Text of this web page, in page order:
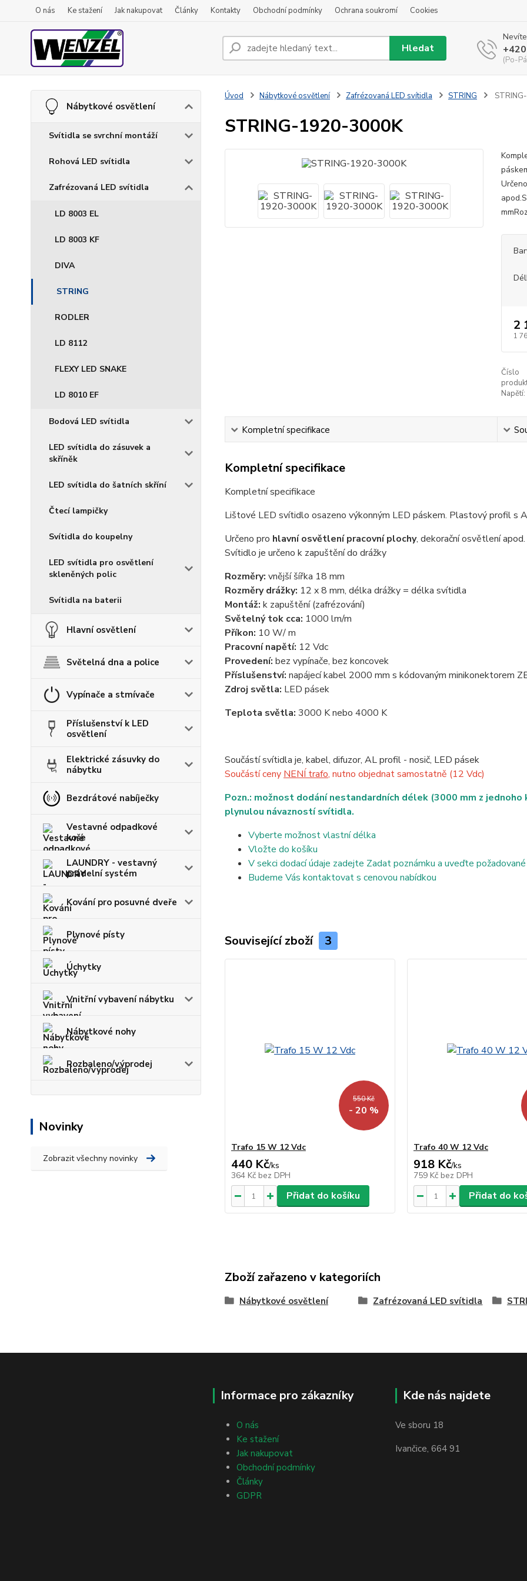
O nás Ke stažení Jak nakupovat Články Kontakty Obchodní podmínky Ochrana soukromí Cookies
Hledat
(Po-
Nábytkové osvětlení
Svítidla se svrchní montáží
Rohová LED svítidla
Zafrézovaná LED svítidla
LD 8003 EL
LD 8003 KF
DIVA
STRING
RODLER
LD 8112
FLEXY LED SNAKE
LD 8010 EF
Bodová LED svítidla
LED svítidla do zásuvek a
skříněk
LED svítidla do šatních skříní
Čtecí lampičky
Svítidla do koupelny
LED svítidla pro osvětlení
skleněných polic
Svítidla na baterii
Hlavní osvětlení
Světelná dna a police
Vypínače a stmívače
Příslušenství k LED
osvětlení
Elektrické zásuvky do
nábytku
Bezdrátové nabíječky
Vestavné odpadkové
koše
LAUNDRY - vestavný
prádelní systém
Kování pro posuvné dveře
Plynové písty
Úchytky
Vnitřní vybavení nábytku
Nábytkové nohy
Rozbaleno/výprodej
Novinky
Zobrazit všechny novinky
Úvod Nábytkové osvětlení Zafrézovaná LED svítidla STRING
STRING-1920-3000K
2
1
Číslo
Napětí:
Kompletní specifikace
Kompletní specifikace
Kompletní specifikace
Lištové LED svítidlo osazeno výkonným LED páskem. Plastový profil s
Určeno pro hlavní osvětlení pracovní plochy, dekorační osvětlení apod.
Svítidlo je určeno k zapuštění do drážky
Rozměry: vnější šířka 18 mm
Rozměry drážky: 12 x 8 mm, délka drážky = délka svítidla
Montáž: k zapuštění (zafrézování)
Světelný tok cca: 1000 lm/m
Příkon: 10 W/ m
Pracovní napětí: 12 Vdc
Provedení: bez vypínače, bez koncovek
Příslušenství: napájecí kabel 2000 mm s kódovaným minikonektorem
Zdroj světla: LED pásek
Teplota světla: 3000 K nebo 4000 K
Součástí svítidla je, kabel, difuzor, AL profil - nosič, LED pásek
Součástí ceny NENÍ trafo, nutno objednat samostatně (12 Vdc)
Pozn.: možnost dodání nestandardních délek (3000 mm z
plynulou návazností svítidla.
Vyberte možnost vlastní délka
Vložte do košíku
V sekci dodací údaje zadejte Zadat poznámku a uveďte
Budeme Vás kontaktovat s cenovou nabídkou
Související zboží 3
550 Kč
- 20 %
Trafo 15 W 12 Vdc
440 Kč/ks
364 Kč bez DPH
Přidat do košíku
Trafo 40 W 12 Vdc
918 Kč/ks
759 Kč bez DPH
Přidat do
Zboží zařazeno v kategoriích
Nábytkové osvětlení Zafrézovaná LED svítidla
Informace pro zákazníky
O nás
Ke stažení
Jak nakupovat
Obchodní podmínky
Články
GDPR
Kde nás najdete
Ve sboru 18
Ivančice, 664 91